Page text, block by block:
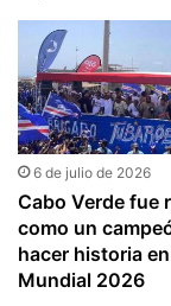
6 de julio de 2026
Cabo Verde fue
como un
hacer historia
Mundial 2026